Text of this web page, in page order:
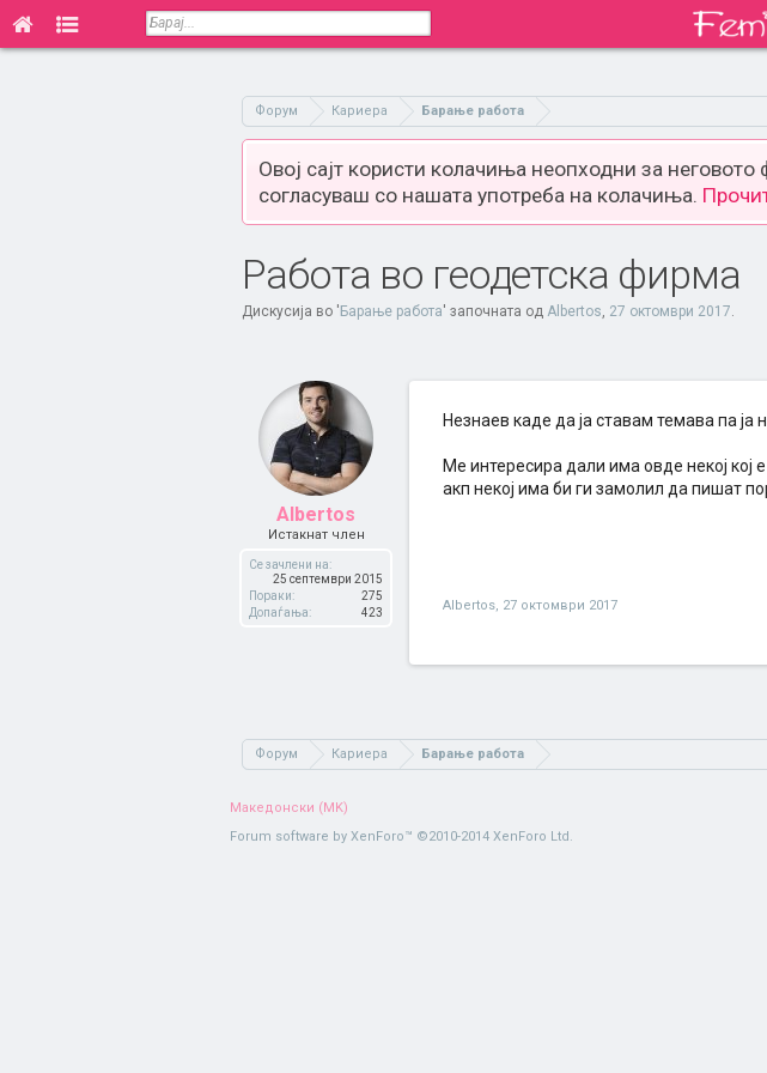
Форум Кариера Барање работа
Овој сајт користи колачиња неопходни за
согласуваш со нашата употреба на колачиња.
Работа во геодетска фирма
Дискусија во ' Барање работа' започната од Albertos, 27 октомври 2017.
Albertos
Истакнат член
Се зачлени на:
25 септември 2015
Пораки:
275
Допаѓања:
423
Незнаев каде да ја ставам темава па ја
Ме интересира дали има овде некој
акп некој има би ги замолил да пишат
Albertos, 27 октомври 2017
Форум Кариера Барање работа
Македонски (MK)
Forum software by XenForo™ ©2010-2014 XenForo Ltd.